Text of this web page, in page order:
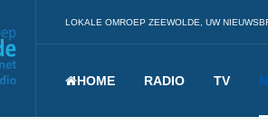
LOKALE OMROEP ZEEWOLDE, UW
HOME RADIO TV